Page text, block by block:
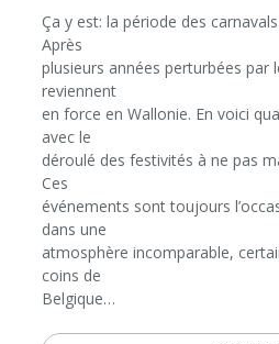
Ça y est: la période des
Après
plusieurs années perturbées par
reviennent
en force en Wallonie. En voici
avec le
déroulé des festivités à ne pas
Ces
événements sont toujours
dans une
atmosphère incomparable,
coins de
Belgique…